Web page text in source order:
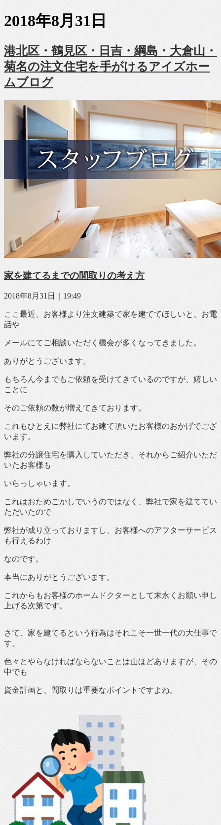
2018年8月31日
港北区・鶴見区・日吉・綱島・大倉山・
菊名の注文住宅を手がけるアイズホー
ムブログ
家を建てるまでの間取りの考え方
2018年8月31日｜19:49
ここ最近、お客様より注文建築で家を建ててほしいと、お電
話や
メールにてご相談いただく機会が多くなってきました。
ありがとうございます。
もちろん今までもご依頼を受けてきているのですが、嬉しい
ことに
そのご依頼の数が増えてきております。
これもひとえに弊社にてお建て頂いたお客様のおかげでござ
います。
弊社の分譲住宅を購入していただき、それからご紹介いただ
いたお客様も
いらっしゃいます。
これはおためごかしでいうのではなく、弊社で家を建ててい
ただいたので
弊社が成り立っておりますし、お客様へのアフターサービス
も行えるわけ
なのです。
本当にありがとうございます。
これからもお客様のホームドクターとして末永くお願い申し
上げる次第です。
さて、家を建てるという行為はそれこそ一世一代の大仕事で
す。
色々とやらなければならないことは山ほどありますが、その
中でも
資金計画と、間取りは重要なポイントですよね。